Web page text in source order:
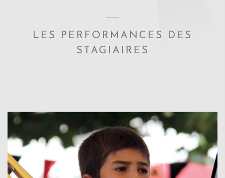
LES PERFORMANCES DES
STAGIAIRES